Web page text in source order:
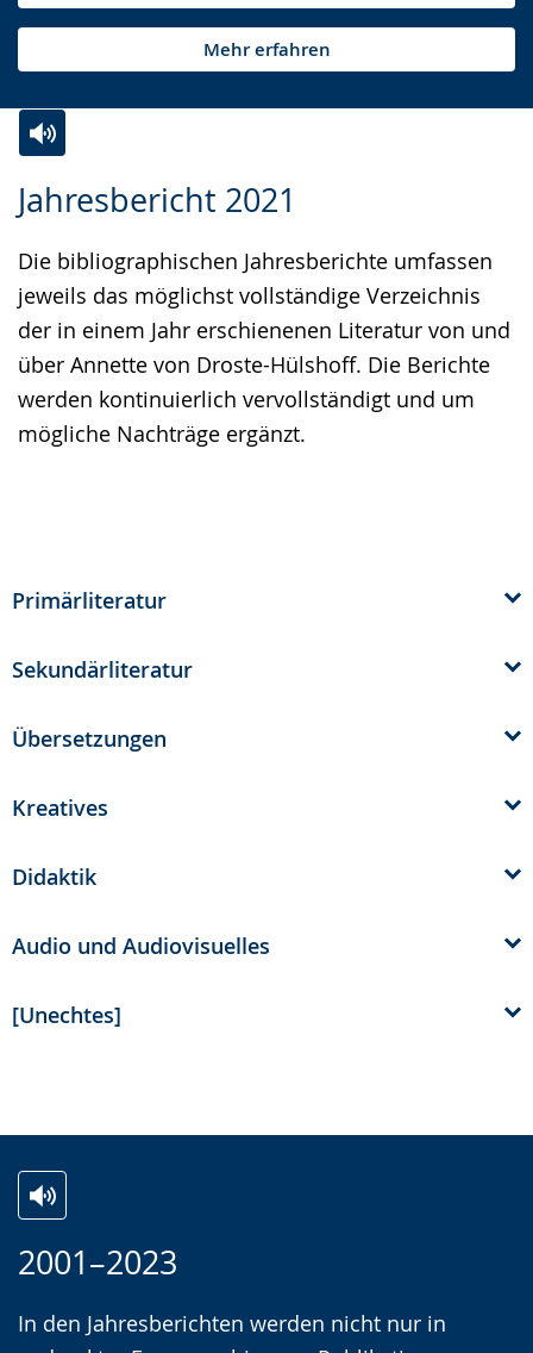
Mehr erfahren
Jahresbericht 2021
Die bibliographischen Jahresberichte umfassen
jeweils das möglichst vollständige Verzeichnis
der in einem Jahr erschienenen Literatur von und
über Annette von Droste-Hülshoff. Die Berichte
werden kontinuierlich vervollständigt und um
mögliche Nachträge ergänzt.
Leichten
wechseln.
Audio-
Video
Deutscher
Gebärdensprache
wird
angezeigt.
Primärliteratur
Sekundärliteratur
Übersetzungen
Kreatives
Didaktik
Audio und Audiovisuelles
[Unechtes]
2001–2023
In den Jahresberichten werden nicht nur in
u
L
k
i
i
V